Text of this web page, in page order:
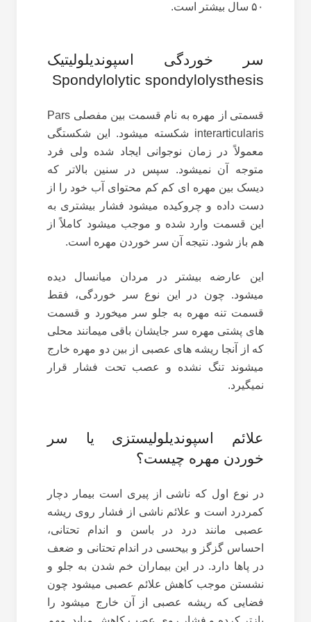
۵۰ سال بیشتر است.
سر خوردگی اسپوندیلولیتیک
Spondylolytic spondylolysthesis
قسمتی از مهره به نام قسمت بین مفصلی Pars
interarticularis شکسته میشود. این شکستگی
معمولاً در زمان نوجوانی ایجاد شده ولی فرد
متوجه آن نمیشود. سپس در سنین بالاتر که
دیسک بین مهره ای کم کم محتوای آب خود را از
دست داده و چروکیده میشود فشار بیشتری به
این قسمت وارد شده و موجب میشود کاملاً از
هم باز شود. نتیجه آن سر خوردن مهره است.
این عارضه بیشتر در مردان میانسال دیده
میشود. چون در این نوع سر خوردگی، فقط
قسمت تنه مهره به جلو سر میخورد و قسمت
های پشتی مهره سر جایشان باقی میمانند محلی
که از آنجا ریشه های عصبی از بین دو مهره خارج
میشوند تنگ نشده و عصب تحت فشار قرار
نمیگیرد.
علائم اسپوندیلولیستزی یا سر
خوردن مهره چیست؟
در نوع اول که ناشی از پیری است بیمار دچار
کمردرد است و علائم ناشی از فشار روی ریشه
عصبی مانند درد در باسن و اندام تحتانی،
احساس گزگز و بیحسی در اندام تحتانی و ضعف
در پاها دارد. در این بیماران خم شدن به جلو و
نشستن موجب کاهش علائم عصبی میشود چون
فضایی که ریشه عصبی از آن خارج میشود را